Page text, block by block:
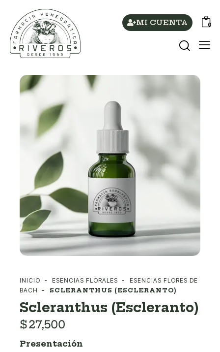
MI CUENTA 0
INICIO ESENCIAS FLORALES
ESENCIAS FLORES DE
BACH
SCLERANTHUS (ESCLERANTO)
Scleranthus (Escleranto)
$27,500
Presentación